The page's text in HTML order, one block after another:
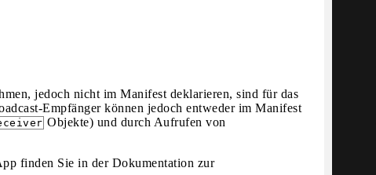
jedoch nicht im Manifest deklarieren, sind für das
Empfänger können jedoch entweder im Manifest
Objekte) und durch Aufrufen von
finden Sie in der Dokumentation zur